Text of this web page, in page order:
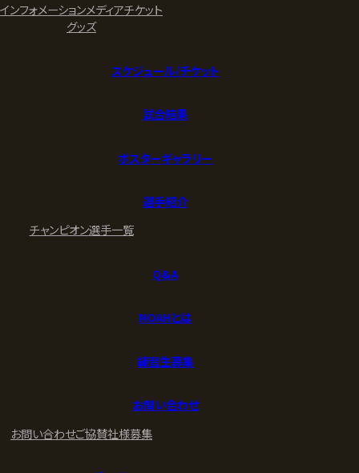
インフォメーションメディアチケット
グッズ
スケジュール/チケット
試合結果
ポスターギャラリー
選手紹介
チャンピオン選手一覧
Q&A
NOAHとは
練習生募集
お問い合わせ
お問い合わせご協賛社様募集